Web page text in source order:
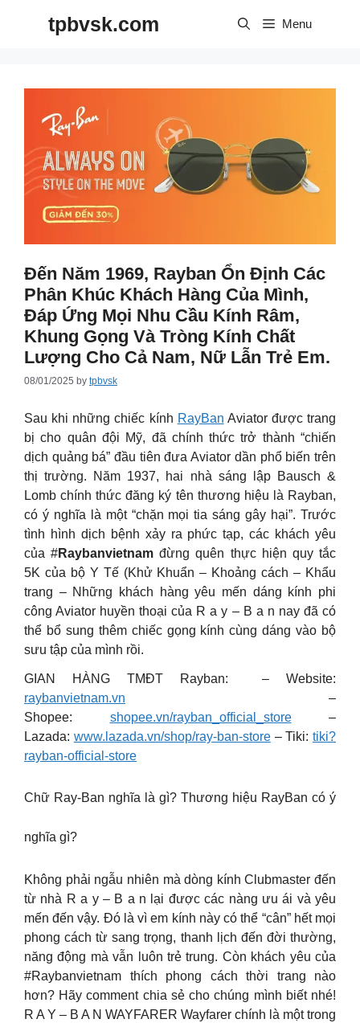
tpbvsk.com Menu
Đến Năm 1969, Rayban Ổn Định Các
Phân Khúc Khách Hàng Của Mình,
Đáp Ứng Mọi Nhu Cầu Kính Râm,
Khung Gọng Và Tròng Kính Chất
Lượng Cho Cả Nam, Nữ Lẫn Trẻ Em.
08/01/2025 by tpbvsk
Sau khi những chiếc kính RayBan Aviator được trang
bị cho quân đội Mỹ, đã chính thức trở thành “chiến
dịch quảng bá” đầu tiên đưa Aviator dần phổ biến trên
thị trường. Năm 1937, hai nhà sáng lập Bausch &
Lomb chính thức đăng ký tên thương hiệu là Rayban,
có ý nghĩa là một “chặn mọi tia sáng gây hại”. Trước
tình hình dịch bệnh xảy ra phức tạp, các khách yêu
của #Raybanvietnam đừng quên thực hiện quy tắc
5K của bộ Y Tế (Khử Khuẩn – Khoảng cách – Khẩu
trang – Những khách hàng yêu mến dáng kính phi
công Aviator huyền thoại của R a y – B a n nay đã có
thể bổ sung thêm chiếc gọng kính cùng dáng vào bộ
sưu tập của mình rồi.
GIAN HÀNG TMĐT Rayban: – Website:
raybanvietnam.vn –
Shopee: shopee.vn/rayban_official_store–
Lazada: www.lazada.vn/shop/ray-ban-store– Tiki: tiki?
rayban-official-store
Chữ Ray-Ban nghĩa là gì? Thương hiệu RayBan có ý
nghĩa gì?
Không phải ngẫu nhiên mà dòng kính Clubmaster đến
từ nhà R a y – B a n lại được các nàng ưu ái và yêu
mến đến vậy. Đó là vì em kính này có thể “cân” hết mọi
phong cách từ sang trọng, thanh lịch đến đời thường,
năng động mà vẫn luôn trẻ trung. Còn khách yêu của
#Raybanvietnam thích phong cách thời trang nào
hơn? Hãy comment chia sẻ cho chúng mình biết nhé!
R A Y – B A N WAYFARER Wayfarer chính là một trong